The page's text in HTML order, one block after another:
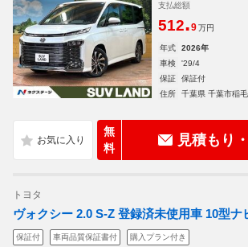
支払総額
512.9 万円
年式 2026年
車検
'29/4
保証
保証付
住所
千葉県 千葉市稲
無
料
見積もり
トヨタ
ヴォクシー 2.0 S-Z 登録済未使用車 10型ナ
保証付 車両品質保証書付 購入プラン付き